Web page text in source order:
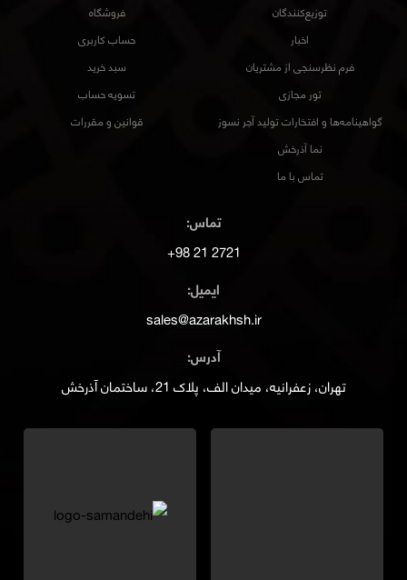
توزیع‌کنندگان
اخبار
فرم نظرسنجی از مشتریان
تور مجازی
گواهینامه‌ها و افتخارات تولید آجر نسوز
نما آذرخش
تماس با ما
فروشگاه
حساب کاربری
سبد خرید
تسویه حساب
قوانین و مقررات
تماس:
2721 21 98+
ایمیل:
sales@azarakhsh.ir
آدرس:
تهران، زعفرانیه، میدان الف، پلاک 21، ساختمان آذرخش